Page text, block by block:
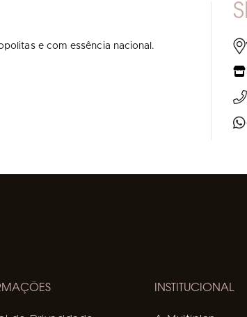
e com essência nacional.
INSTITUCIONAL